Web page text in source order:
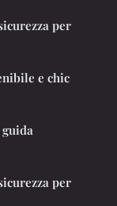
per
e chic
per